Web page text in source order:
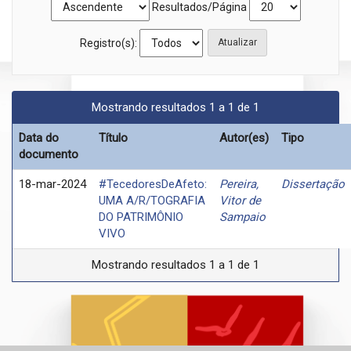
Resultados/Página
Registro(s):
Mostrando resultados 1 a 1 de 1
Data do
documento
Título Autor(es) Tipo
18-mar-2024
#TecedoresDeAfeto:
UMA A/R/TOGRAFIA
DO PATRIMÔNIO
VIVO
Pereira,
Vitor de
Sampaio
Dissertação
Mostrando resultados 1 a 1 de 1